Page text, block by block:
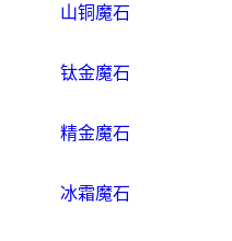
山铜魔石
钛金魔石
精金魔石
冰霜魔石